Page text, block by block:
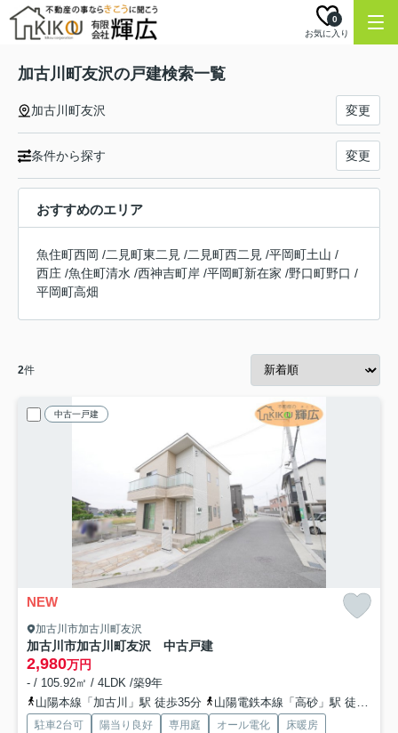
お気に入り
0
加古川町友沢の戸建検索一覧
加古川町友沢 変更
条件から探す 変更
おすすめのエリア
魚住町西岡 /二見町東二見 /二見町西二見 /平岡町土山 /
西庄 /魚住町清水 /西神吉町岸 /平岡町新在家 /野口町野口 /
平岡町高畑
2件
中古一戸建
NEW
加古川市加古川町友沢
加古川市加古川町友沢 中古戸建
2,980万円
- / 105.92㎡ / 4LDK /築9年
山陽本線「加古川」駅 徒歩35分
山陽電鉄本線「高砂」駅 徒歩36分
駐車2台可 陽当り良好 専用庭 オール電化
床暖房